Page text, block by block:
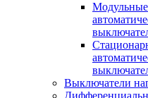
Модульные
Выключатели